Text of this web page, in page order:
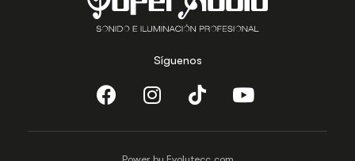
Síguenos